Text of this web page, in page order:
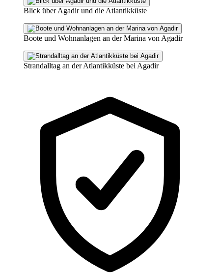
Blick über Agadir und die Atlantikküste
Boote und Wohnanlagen an der Marina von Agadir
Strandalltag an der Atlantikküste bei Agadir